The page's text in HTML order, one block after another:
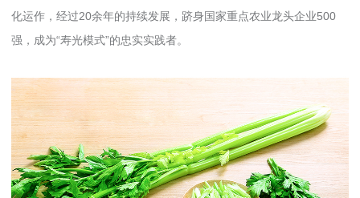
化运作，经过20余年的持续发展，跻身国家重点农业龙头企业500
强，成为“寿光模式”的忠实实践者。